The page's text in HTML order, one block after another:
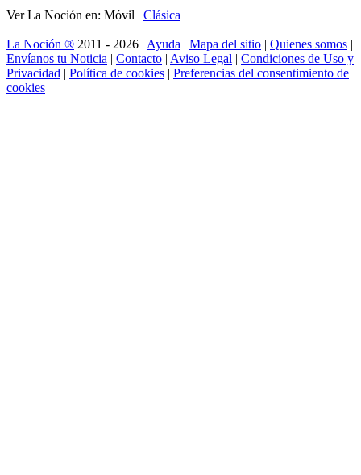
Ver La Noción en: Móvil | Clásica
La Noción ® 2011 - 2026 | Ayuda | Mapa del sitio | Quienes somos |
Envíanos tu Noticia | Contacto | Aviso Legal | Condiciones de Uso y
Privacidad | Política de cookies | Preferencias del consentimiento de
cookies